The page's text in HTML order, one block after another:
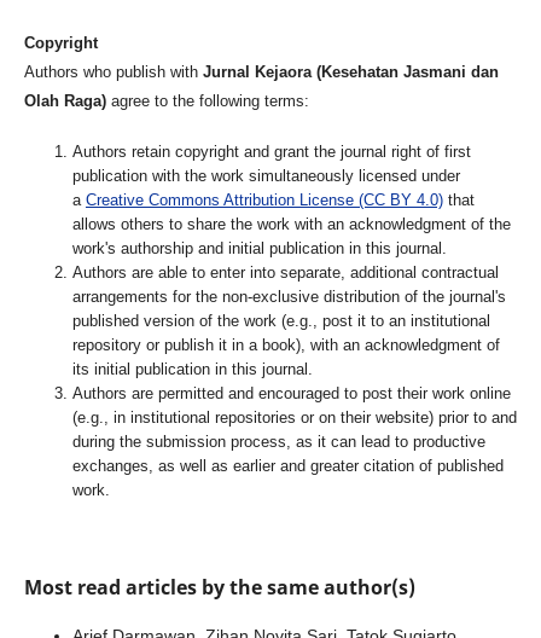
Copyright
Authors who publish with Jurnal Kejaora (Kesehatan Jasmani dan
Olah Raga)agree to the following terms:
Authors retain copyright and grant the journal right of first
publication with the work simultaneously licensed under
a Creative Commons Attribution License (CC BY 4.0)that
allows others to share the work with an acknowledgment of the
work's authorship and initial publication in this journal.
Authors are able to enter into separate, additional contractual
arrangements for the non-exclusive distribution of the journal's
published version of the work (e.g., post it to an institutional
repository or publish it in a book), with an acknowledgment of
its initial publication in this journal.
Authors are permitted and encouraged to post their work online
(e.g., in institutional repositories or on their website) prior to and
during the submission process, as it can lead to productive
exchanges, as well as earlier and greater citation of published
work.
Most read articles by the same author(s)